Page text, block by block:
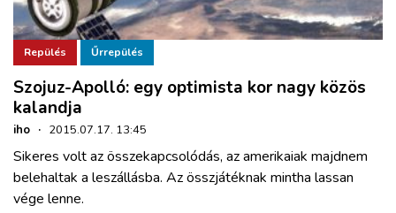
Repülés Űrrepülés
Szojuz-Apolló: egy optimista kor nagy közös
kalandja
iho · 2015.07.17. 13:45
Sikeres volt az összekapcsolódás, az amerikaiak majdnem
belehaltak a leszállásba. Az összjátéknak mintha lassan
vége lenne.